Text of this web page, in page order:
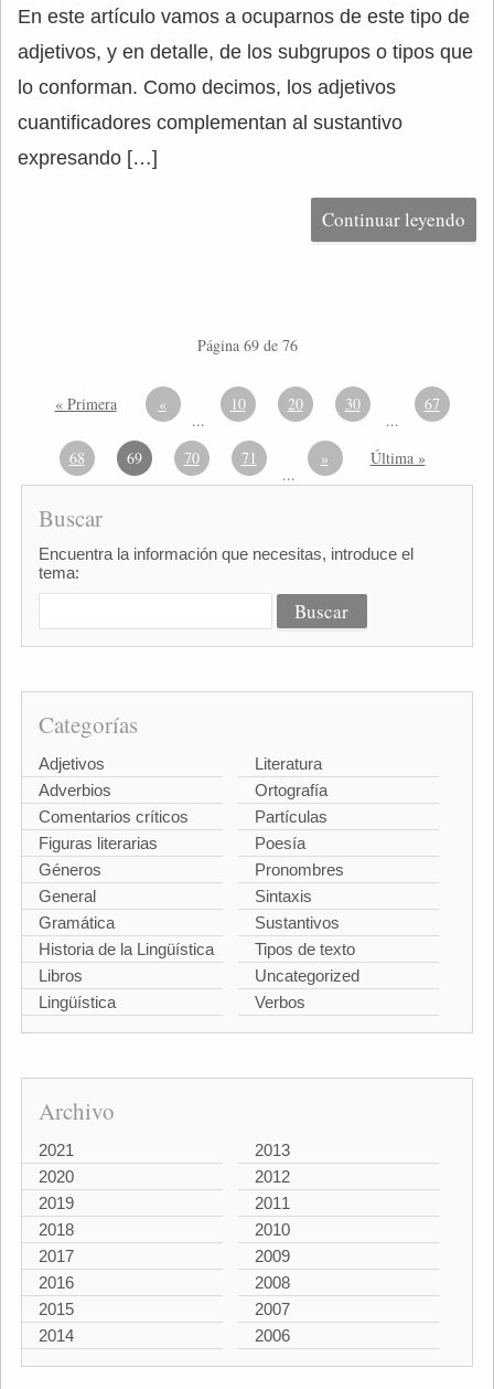
En este artículo vamos a ocuparnos de este tipo de
adjetivos, y en detalle, de los subgrupos o tipos que
lo conforman. Como decimos, los adjetivos
cuantificadores complementan al sustantivo
expresando […]
Continuar leyendo
Página 69 de 76
« Primera «
...
10 20 30
...
67
68 69 70 71
...
» Última »
Buscar
Encuentra la información que necesitas, introduce el
tema:
Categorías
Adjetivos
Adverbios
Comentarios críticos
Figuras literarias
Géneros
General
Gramática
Historia de la Lingüística
Libros
Lingüística
Literatura
Ortografía
Partículas
Poesía
Pronombres
Sintaxis
Sustantivos
Tipos de texto
Uncategorized
Verbos
Archivo
2021
2020
2019
2018
2017
2016
2015
2014
2013
2012
2011
2010
2009
2008
2007
2006